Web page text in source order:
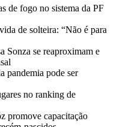
de fogo no sistema da PF
de solteira: “Não é para
Sonza se reaproximam e
pandemia pode ser
no ranking de
promove capacitação